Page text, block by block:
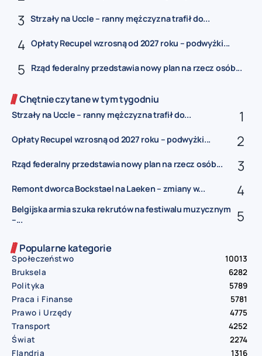
Strzały na Uccle – ranny mężczyzna trafił do...
Opłaty Recupel wzrosną od 2027 roku – podwyżki...
Rząd federalny przedstawia nowy plan na rzecz osób...
Chętnie czytane w tym tygodniu
Strzały na Uccle – ranny mężczyzna trafił do...
Opłaty Recupel wzrosną od 2027 roku – podwyżki...
Rząd federalny przedstawia nowy plan na rzecz osób...
Remont dworca Bockstael na Laeken – zmiany w...
Belgijska armia szuka rekrutów na festiwalu muzycznym
–...
Popularne kategorie
Społeczeństwo
10013
Bruksela
6282
Polityka
5789
Praca i Finanse
5781
Prawo i Urzędy
4775
Transport
4252
Świat
2274
Flandria
1316